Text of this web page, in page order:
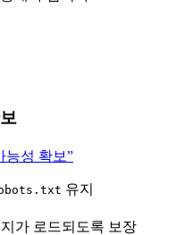
능성 확보”
유지
가 로드되도록 보장